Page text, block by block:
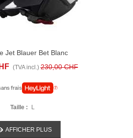
Jet Blauer Bet Blanc
(TVA incl.) 230,00 CHF
frais
Taille : L
AFFICHER PLUS